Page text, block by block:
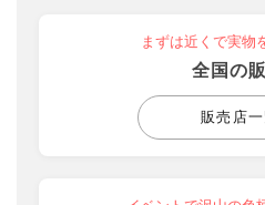
まずは近くで実物
全国の
販売店